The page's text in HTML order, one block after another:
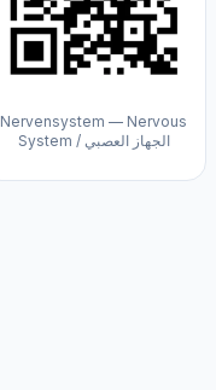
Nervensystem — Nervous
System / الجهاز العصبي